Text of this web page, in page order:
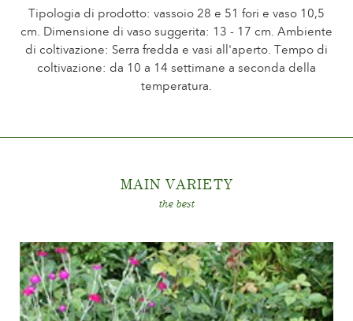
Tipologia di prodotto: vassoio 28 e 51 fori e vaso 10,5
cm. Dimensione di vaso suggerita: 13 - 17 cm. Ambiente
di coltivazione: Serra fredda e vasi all'aperto. Tempo di
coltivazione: da 10 a 14 settimane a seconda della
temperatura.
MAIN VARIETY
the best